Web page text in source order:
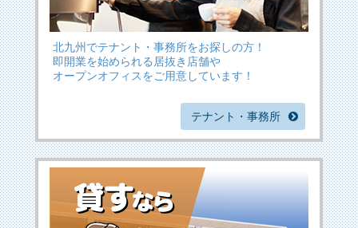
北九州でテナント・事務所をお探しの方！
即開業を始められる居抜き店舗や
オープンオフィスをご用意しています！
テナント・事務所